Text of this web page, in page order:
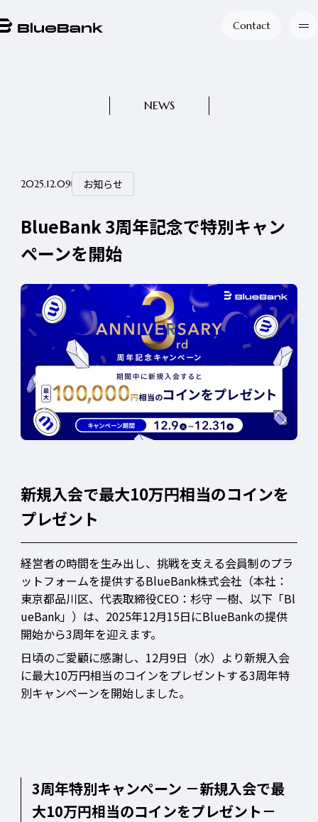
Contact
NEWS
2025.12.09 お知らせ
BlueBank 3周年記念で特別キャン
ペーンを開始
新規入会で最大10万円相当のコインを
プレゼント
経営者の時間を生み出し、挑戦を支える会員制のプラ
ットフォームを提供するBlueBank株式会社（本社：
東京都品川区、代表取締役CEO：杉守 一樹、以下「Bl
ueBank」）は、2025年12月15日にBlueBankの提供
開始から3周年を迎えます。
日頃のご愛顧に感謝し、12月9日（水）より新規入会
に最大10万円相当のコインをプレゼントする3周年特
別キャンペーンを開始しました。
3周年特別キャンペーン －新規入会で最
大10万円相当のコインをプレゼント－